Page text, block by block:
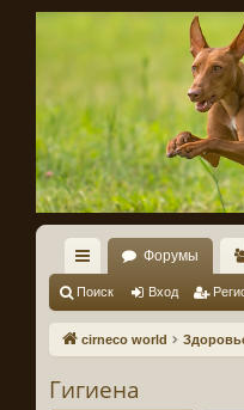
с
ы
и
Форумы
Поиск Вход
cirneco world
Гигиена